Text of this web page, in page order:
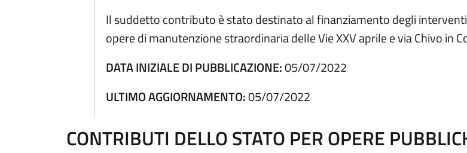
Il suddetto contributo è stato destinato al finanziamento degli
opere di manutenzione straordinaria delle Vie XXV aprile e via Chivo in
DATA INIZIALE DI PUBBLICAZIONE:05/07/2022
ULTIMO AGGIORNAMENTO:05/07/2022
CONTRIBUTI DELLO STATO PER OPERE